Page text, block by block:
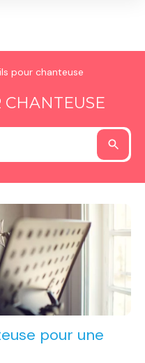
pour chanteuse
CHANTEUSE
pour une